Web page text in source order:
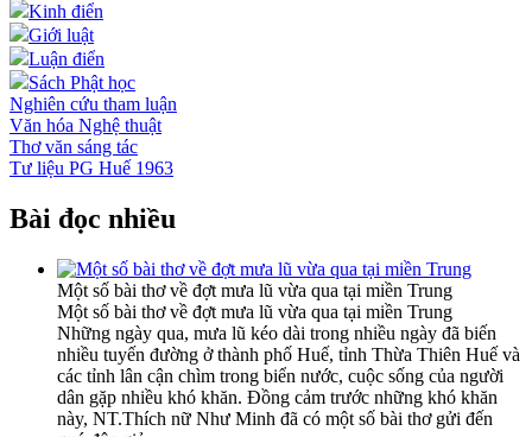
Kinh điển
Giới luật
Luận điển
Sách Phật học
Nghiên cứu tham luận
Văn hóa Nghệ thuật
Thơ văn sáng tác
Tư liệu PG Huế 1963
Bài đọc nhiều
Một số bài thơ về đợt mưa lũ vừa qua tại miền Trung
Một số bài thơ về đợt mưa lũ vừa qua tại miền Trung
Những ngày qua, mưa lũ kéo dài trong nhiều ngày đã biến
nhiều tuyến đường ở thành phố Huế, tỉnh Thừa Thiên Huế và
các tỉnh lân cận chìm trong biển nước, cuộc sống của người
dân gặp nhiều khó khăn. Đồng cảm trước những khó khăn
này, NT.Thích nữ Như Minh đã có một số bài thơ gửi đến